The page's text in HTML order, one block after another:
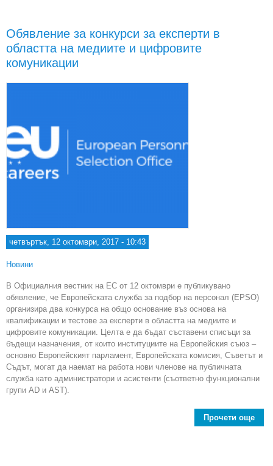
Обявление за конкурси за експерти в
областта на медиите и цифровите
комуникации
четвъртък, 12 октомври, 2017 - 10:43
Новини
В Официалния вестник на ЕС от 12 октомври е публикувано
обявление, че Европейската служба за подбор на персонал (EPSO)
организира два конкурса на общо основание въз основа на
квалификации и тестове за експерти в областта на медиите и
цифровите комуникации. Целта е да бъдат съставени списъци за
бъдещи назначения, от които институциите на Европейския съюз –
основно Европейският парламент, Европейската комисия, Съветът и
Съдът, могат да наемат на работа нови членове на публичната
служба като администратори и асистенти (съответно функционални
групи AD и AST).
Прочети още